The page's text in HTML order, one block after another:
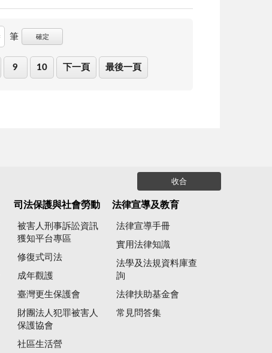
筆 確定
9 10 下一頁 最後一頁
收合
司法保護與社會勞動
被害人刑事訴訟資訊
獲知平台專區
修復式司法
成年觀護
臺灣更生保護會
財團法人犯罪被害人
保護協會
社區生活營
法律宣導及教育
法律宣導手冊
實用法律知識
法學及法規資料庫查
詢
法律扶助基金會
常見問答集